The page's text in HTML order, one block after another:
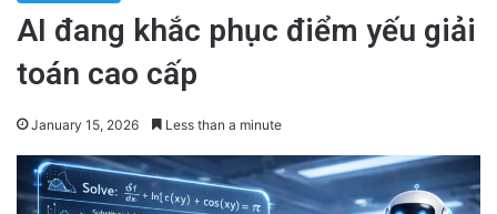
AI đang khắc phục điểm yếu giải
toán cao cấp
January 15, 2026 Less than a minute